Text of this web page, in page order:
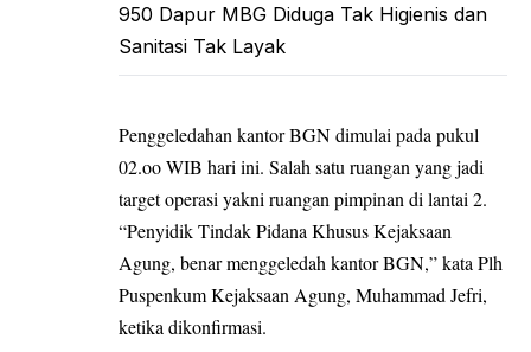
950 Dapur MBG Diduga Tak Higienis dan
Sanitasi Tak Layak
Penggeledahan kantor BGN dimulai pada pukul
02.oo WIB hari ini. Salah satu ruangan yang jadi
target operasi yakni ruangan pimpinan di lantai 2.
“Penyidik Tindak Pidana Khusus Kejaksaan
Agung, benar menggeledah kantor BGN,” kata Plh
Puspenkum Kejaksaan Agung, Muhammad Jefri,
ketika dikonfirmasi.